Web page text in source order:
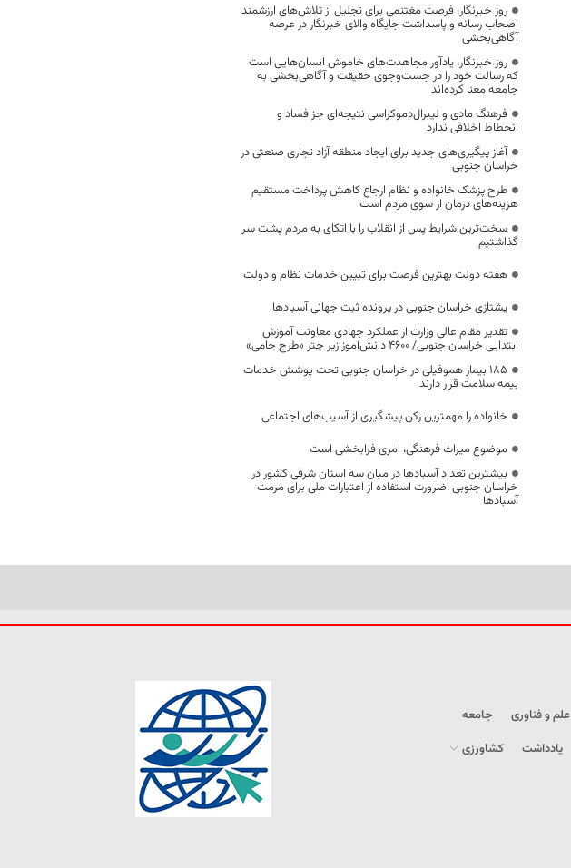
روز خبرنگار، فرصت مغتنمی برای تجلیل از تلاش‌های ارزشمند
اصحاب رسانه و پاسداشت جایگاه والای خبرنگار در عرصه
آگاهی‌بخشی
روز خبرنگار، یادآور مجاهدت‌های خاموش انسان‌هایی است
که رسالت خود را در جست‌وجوی حقیقت و آگاهی‌بخشی به
جامعه معنا کرده‌اند
فرهنگ مادی و لیبرال‌دموکراسی نتیجه‌ای جز فساد و
انحطاط اخلاقی ندارد
آغاز پیگیری‌های جدید برای ایجاد منطقه آزاد تجاری صنعتی در
خراسان جنوبی
طرح پزشک خانواده و نظام ارجاع کاهش پرداخت مستقیم
هزینه‌های درمان از سوی مردم است
سخت‌ترین شرایط پس از انقلاب را با اتکای به مردم پشت سر
گذاشتیم
هفته دولت بهترین فرصت برای تبیین خدمات نظام و دولت
یشتازی خراسان جنوبی در پرونده ثبت جهانی آسبادها
تقدیر مقام عالی وزارت از عملکرد جهادی معاونت آموزش
ابتدایی خراسان جنوبی/ ۴۶۰۰ دانش‌آموز زیر چتر «طرح حامی»
۱۸۵ بیمار هموفیلی در خراسان جنوبی تحت پوشش خدمات
بیمه سلامت قرار دارند
خانواده را مهمترین رکن پیشگیری از آسیب‌های اجتماعی
موضوع میراث فرهنگی، امری فرابخشی است
بیشترین تعداد آسبادها در میان سه استان شرقی کشور در
خراسان جنوبی ،ضرورت استفاده از اعتبارات ملی برای مرمت
آسبادها
علم و فناوری
جامعه
یادداشت
کشاورزی